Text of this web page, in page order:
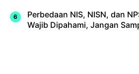
Perbedaan NIS, NISN, dan
Wajib Dipahami, Jangan